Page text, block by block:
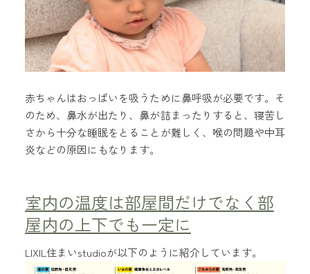
赤ちゃんはおっぱいを吸うために鼻呼吸が必要です。そ
のため、鼻水が出たり、鼻が詰まったりすると、寝苦し
さから十分な睡眠をとることが難しく、喉の問題や中耳
炎などの原因にもなります。
室内の温度は部屋間だけでなく部
屋内の上下でも一定に
LIXIL住まいstudioが以下のように紹介しています。